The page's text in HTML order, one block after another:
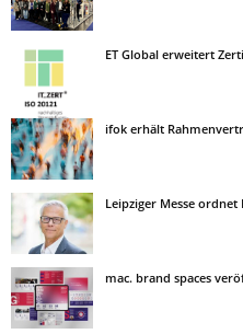
ET Global erweitert
ifok erhält
Leipziger Messe
mac. brand spaces